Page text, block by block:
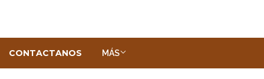
CONTACTANOS MÁS